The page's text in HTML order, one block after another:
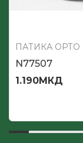
ПАТИКА ОРТО
N77507
1.190МКД